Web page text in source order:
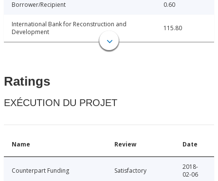
Borrower/Recipient 0.60
International Bank for Reconstruction and
Development
115.80
Ratings
EXÉCUTION DU PROJET
Name Review Date
Counterpart Funding Satisfactory
2018-
02-06